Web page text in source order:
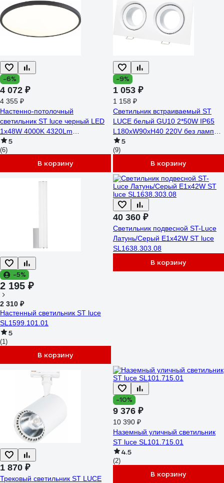
-6%
4 072 ₽
4 355 ₽
Настенно-потолочный
светильник ST luce черный LED
1х48W 4000K 4320Lm
ST601.442.48
5
(6)
В корзину
-9%
1 053 ₽
1 158 ₽
Светильник встраиваемый ST
LUCE белый GU10 2*50W IP65
L180xW90xH40 220V без ламп
ST255.528.02
5
(9)
В корзину
-5%
2 195 ₽
2 310 ₽
Настенный светильник ST luce
SL1599.101.01
5
(1)
В корзину
40 360 ₽
Светильник подвесной ST-Luce
Латунь/Серый E1х42W ST luce
SL1638.303.08
В корзину
1 870 ₽
Трековый светильник ST LUCE
-10%
9 376 ₽
10 390 ₽
Наземный уличный светильник
ST luce SL101.715.01
4.5
(2)
В корзину